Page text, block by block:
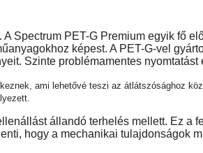
Spectrum PET-G Premium egyik fő
képest. A PET-G-vel
Szinte problémamentes
ami lehetővé teszi az átlátszósághoz
állandó terhelés mellett. Ez a
hogy a mechanikai tulajdonságok